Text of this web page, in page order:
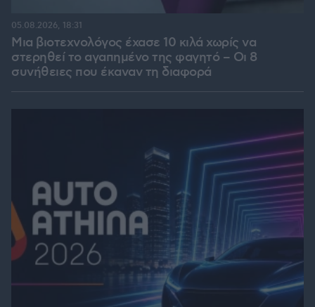
Μια βιοτεχνολόγος έχασε 10 κιλά χωρίς να
στερηθεί το αγαπημένο της φαγητό – Οι 8
συνήθειες που έκαναν τη διαφορά
05.08.2026, 18:31